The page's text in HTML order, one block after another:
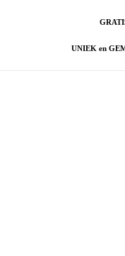
UNIEK en